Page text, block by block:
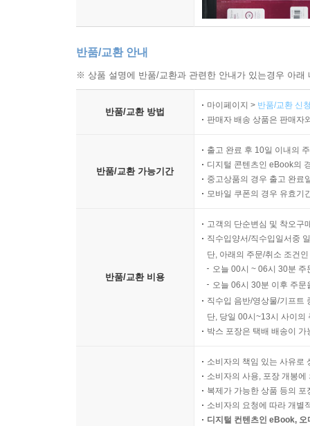
반품/교환 안내
※ 상품 설명에 반품/교환과 관련한 안내가 있는경우 아
반품/교환 방법
마이페이지 > 반품/교환 신
판매자 배송 상품은 판매자
반품/교환 가능기간
출고 완료 후 10일 이내의
디지털 콘텐츠인 eBook의
중고상품의 경우 출고 완료
모바일 쿠폰의 경우 유효기
반품/교환 비용
고객의 단순변심 및 착오구
직수입양서/직수입일서중
단, 아래의 주문/취소 조건
오늘 00시 ~ 06시 30분
오늘 06시 30분 이후 주
직수입 음반/영상물/기프트
단, 당일 00시~13시 사이의
박스 포장은 택배 배송이
소비자의 책임 있는 사유로
소비자의 사용, 포장 개봉
복제가 가능한 상품 등의
소비자의 요청에 따라 개별
디지털 컨텐츠인 eBook,